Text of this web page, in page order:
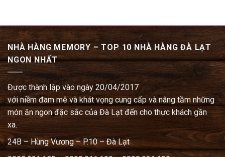
NHÀ HÀNG MEMORY – TOP 10 NHÀ HÀNG ĐÀ LẠT
NGON NHẤT
Được thành lập vào ngày 20/04/2017
với niềm đam mê và khát vọng cung cấp và nâng tầm những
món ăn ngon đặc sắc của Đà Lạt đến cho thực khách gần
xa.
24B – Hùng Vương – P.10 – Đà Lạt